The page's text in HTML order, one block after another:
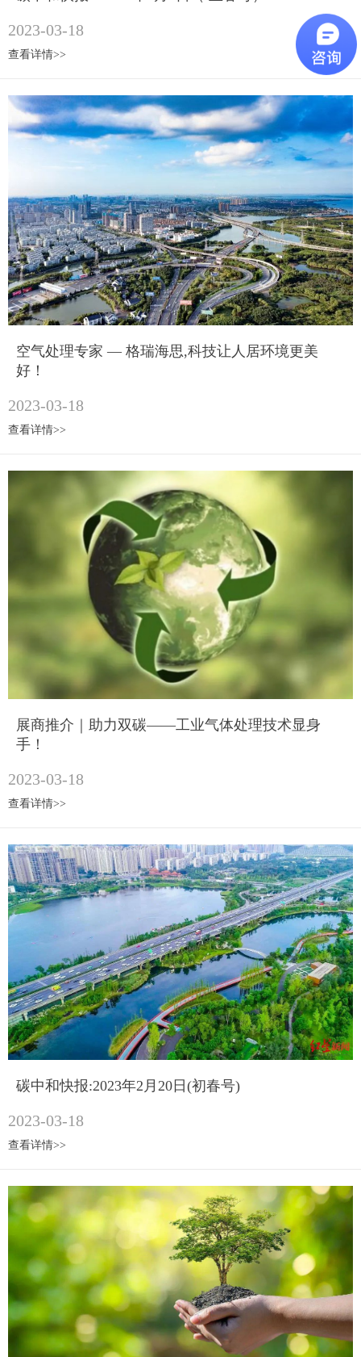
2023-03-18
查看详情>>
空气处理专家 — 格瑞海思,科技让人居环境更美
好！
2023-03-18
查看详情>>
展商推介｜助力双碳——工业气体处理技术显身
手！
2023-03-18
查看详情>>
碳中和快报:2023年2月20日(初春号)
2023-03-18
查看详情>>